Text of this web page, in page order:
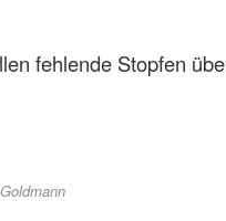
fehlende Stopfen